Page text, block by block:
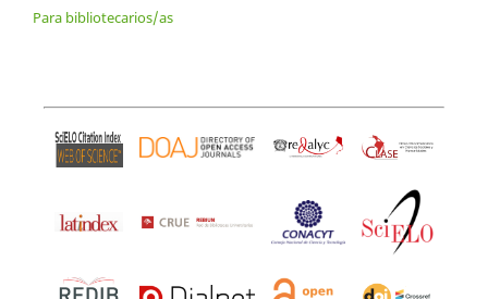
Para bibliotecarios/as